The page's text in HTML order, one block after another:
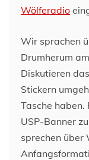
Wölferadio
Wir sprachen
Drumherum
Diskutieren
Stickern
Tasche haben.
USP-Banner
sprechen über